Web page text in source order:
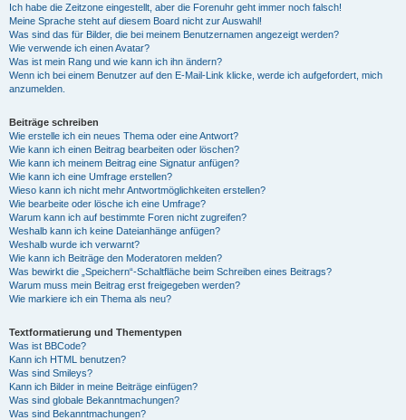
Ich habe die Zeitzone eingestellt, aber die Forenuhr geht immer noch falsch!
Meine Sprache steht auf diesem Board nicht zur Auswahl!
Was sind das für Bilder, die bei meinem Benutzernamen angezeigt werden?
Wie verwende ich einen Avatar?
Was ist mein Rang und wie kann ich ihn ändern?
Wenn ich bei einem Benutzer auf den E-Mail-Link klicke, werde ich aufgefordert, mich
anzumelden.
Beiträge schreiben
Wie erstelle ich ein neues Thema oder eine Antwort?
Wie kann ich einen Beitrag bearbeiten oder löschen?
Wie kann ich meinem Beitrag eine Signatur anfügen?
Wie kann ich eine Umfrage erstellen?
Wieso kann ich nicht mehr Antwortmöglichkeiten erstellen?
Wie bearbeite oder lösche ich eine Umfrage?
Warum kann ich auf bestimmte Foren nicht zugreifen?
Weshalb kann ich keine Dateianhänge anfügen?
Weshalb wurde ich verwarnt?
Wie kann ich Beiträge den Moderatoren melden?
Was bewirkt die „Speichern“-Schaltfläche beim Schreiben eines Beitrags?
Warum muss mein Beitrag erst freigegeben werden?
Wie markiere ich ein Thema als neu?
Textformatierung und Thementypen
Was ist BBCode?
Kann ich HTML benutzen?
Was sind Smileys?
Kann ich Bilder in meine Beiträge einfügen?
Was sind globale Bekanntmachungen?
Was sind Bekanntmachungen?